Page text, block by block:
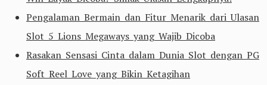
Pengalaman Bermain dan Fitur Menarik dari Ulasan
Slot 5 Lions Megaways yang Wajib Dicoba
Rasakan Sensasi Cinta dalam Dunia Slot dengan PG
Soft Reel Love yang Bikin Ketagihan